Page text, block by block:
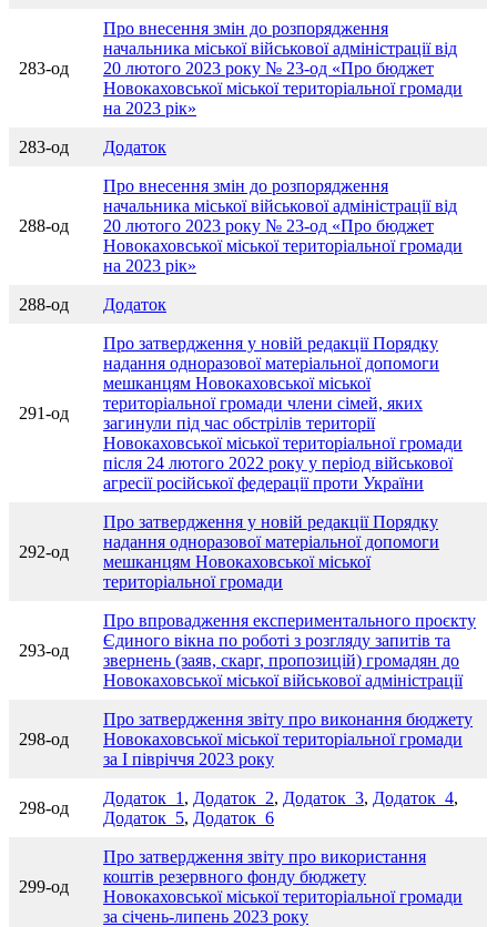
283-од
Про внесення змін до розпорядження
начальника міської військової адміністрації від
20 лютого 2023 року № 23-од «Про бюджет
Новокаховської міської територіальної громади
на 2023 рік»
283-од Додаток
288-од
Про внесення змін до розпорядження
начальника міської військової адміністрації від
20 лютого 2023 року № 23-од «Про бюджет
Новокаховської міської територіальної громади
на 2023 рік»
288-од Додаток
291-од
Про затвердження у новій редакції Порядку
надання одноразової матеріальної допомоги
мешканцям Новокаховської міської
територіальної громади члени сімей, яких
загинули під час обстрілів території
Новокаховської міської територіальної громади
після 24 лютого 2022 року у період військової
агресії російської федерації проти України
292-од
Про затвердження у новій редакції Порядку
надання одноразової матеріальної допомоги
мешканцям Новокаховської міської
територіальної громади
293-од
Про впровадження експериментального проєкту
Єдиного вікна по роботі з розгляду запитів та
звернень (заяв, скарг, пропозицій) громадян до
Новокаховської міської військової адміністрації
298-од
Про затвердження звіту про виконання бюджету
Новокаховської міської територіальної громади
за І півріччя 2023 року
298-од
Додаток_1 , Додаток_2, Додаток_3, Додаток_4,
Додаток_5, Додаток_6
299-од
Про затвердження звіту про використання
коштів резервного фонду бюджету
Новокаховської міської територіальної громади
за січень-липень 2023 року